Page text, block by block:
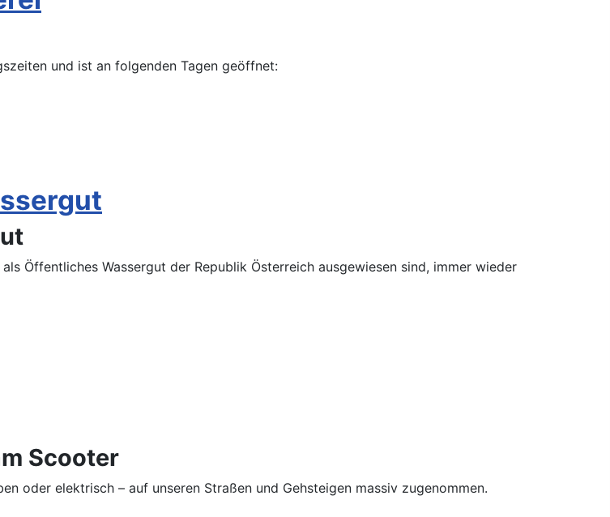
und ist an folgenden Tagen geöffnet:
Öffentliches Wassergut der Republik Österreich ausgewiesen sind, immer wieder
Scooter
oder elektrisch – auf unseren Straßen und Gehsteigen massiv zugenommen.